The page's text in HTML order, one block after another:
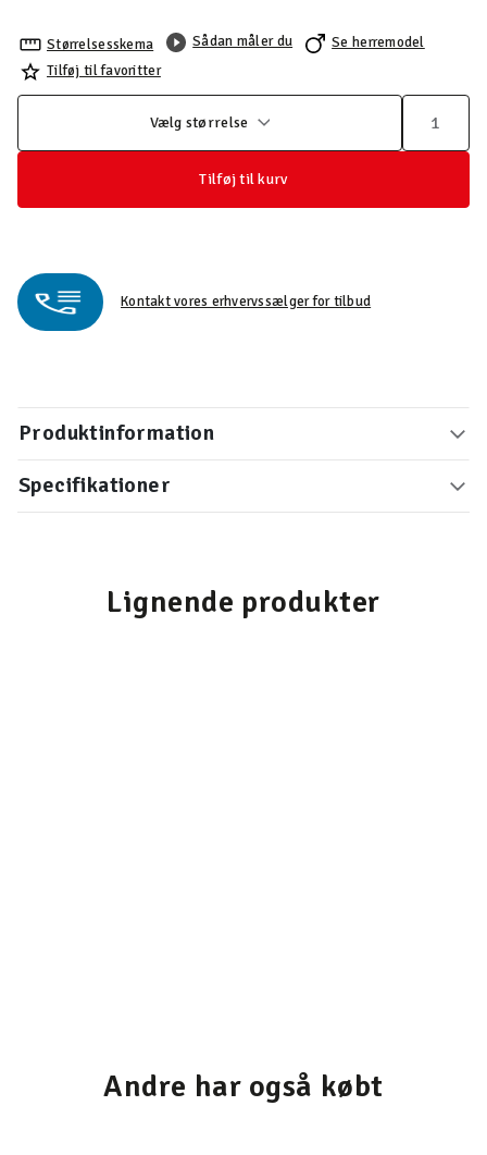
Størrelsesskema Sådan måler du
Se herremodel
Tilføj til favoritter
Vælg størrelse
Tilføj til kurv
Kontakt vores erhvervssælger for tilbud
Produktinformation
Specifikationer
Lignende produkter
Andre har også købt